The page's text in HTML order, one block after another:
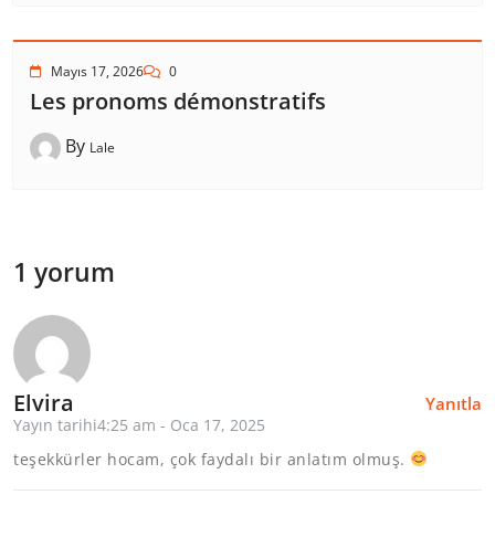
Mayıs 17, 2026 0
Les pronoms démonstratifs
By Lale
1 yorum
Yanıtla
Elvira
Yayın tarihi4:25 am - Oca 17, 2025
teşekkürler hocam, çok faydalı bir anlatım olmuş.